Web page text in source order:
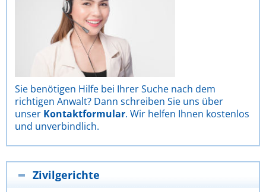
Sie benötigen Hilfe bei Ihrer Suche nach dem
richtigen Anwalt? Dann schreiben Sie uns über
unser Kontaktformular. Wir helfen Ihnen kostenlos
und unverbindlich.
Zivilgerichte